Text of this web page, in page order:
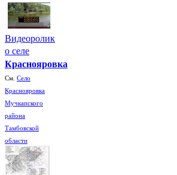
Видеоролик
о селе
Краснояровка
См. Село
Краснояровка
Мучкапского
района
Тамбовской
области